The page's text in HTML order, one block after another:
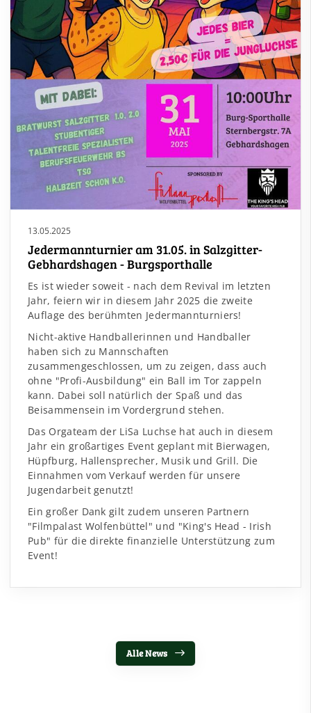
13.05.2025
Jedermannturnier am 31.05. in Salzgitter-
Gebhardshagen - Burgsporthalle
Es ist wieder soweit - nach dem Revival im letzten
Jahr, feiern wir in diesem Jahr 2025 die zweite
Auflage des berühmten Jedermannturniers!
Nicht-aktive Handballerinnen und Handballer
haben sich zu Mannschaften
zusammengeschlossen, um zu zeigen, dass auch
ohne "Profi-Ausbildung" ein Ball im Tor zappeln
kann. Dabei soll natürlich der Spaß und das
Beisammensein im Vordergrund stehen.
Das Orgateam der LiSa Luchse hat auch in diesem
Jahr ein großartiges Event geplant mit Bierwagen,
Hüpfburg, Hallensprecher, Musik und Grill. Die
Einnahmen vom Verkauf werden für unsere
Jugendarbeit genutzt!
Ein großer Dank gilt zudem unseren Partnern
"Filmpalast Wolfenbüttel" und "King's Head - Irish
Pub" für die direkte finanzielle Unterstützung zum
Event!
Alle News